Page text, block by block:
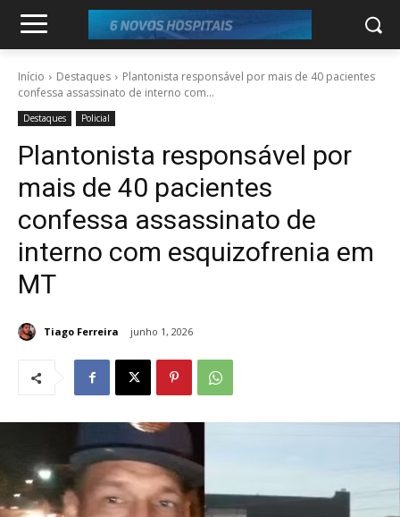
Início Destaques
Plantonista responsável por mais de 40 pacientes
confessa assassinato de interno com...
Destaques Policial
Plantonista responsável por
mais de 40 pacientes
confessa assassinato de
interno com esquizofrenia em
MT
Tiago Ferreira junho 1, 2026